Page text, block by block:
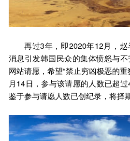
再过3年，即2020年12月，
消息引发韩国民众的集体愤怒与
网站请愿，希望“禁止穷凶极恶的
月14日，参与该请愿的人数已超
鉴于参与请愿人数已创纪录，将择